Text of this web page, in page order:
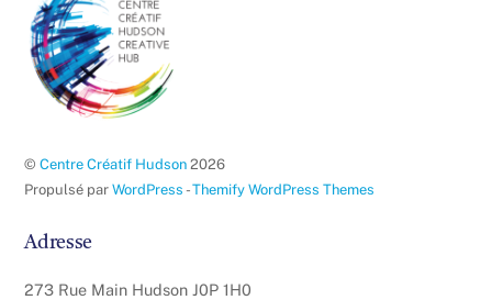
©Centre Créatif Hudson 2026
Propulsé parWordPress -Themify WordPress Themes
Adresse
273 Rue Main Hudson J0P 1H0